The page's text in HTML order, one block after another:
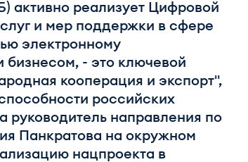
активно реализует Цифровой
и мер поддержки в сфере
электронному
бизнесом, - это ключевой
кооперация и экспорт",
российских
руководитель направления по
Панкратова на окружном
нацпроекта в